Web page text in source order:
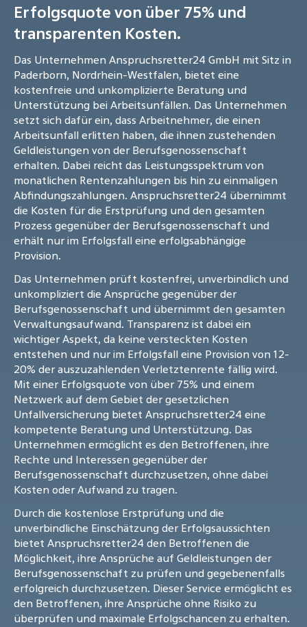
Erfolgsquote von über 75% und
transparenten Kosten.
Das Unternehmen Anspruchsretter24 GmbH mit Sitz in
Paderborn, Nordrhein-Westfalen, bietet eine
kostenfreie und unkomplizierte Beratung und
Unterstützung bei Arbeitsunfällen. Das Unternehmen
setzt sich dafür ein, dass Arbeitnehmer, die einen
Arbeitsunfall erlitten haben, die ihnen zustehenden
Geldleistungen von der Berufsgenossenschaft
erhalten. Dabei reicht das Leistungsspektrum von
monatlichen Rentenzahlungen bis hin zu einmaligen
Abfindungszahlungen. Anspruchsretter24 übernimmt
die Kosten für die Erstprüfung und den gesamten
Prozess gegenüber der Berufsgenossenschaft und
erhält nur im Erfolgsfall eine erfolgsabhängige
Provision.
Das Unternehmen prüft kostenfrei, unverbindlich und
unkompliziert die Ansprüche gegenüber der
Berufsgenossenschaft und übernimmt den gesamten
Verwaltungsaufwand. Transparenz ist dabei ein
wichtiger Aspekt, da keine versteckten Kosten
entstehen und nur im Erfolgsfall eine Provision von 12-
20% der auszuzahlenden Verletztenrente fällig wird.
Mit einer Erfolgsquote von über 75% und einem
Netzwerk auf dem Gebiet der gesetzlichen
Unfallversicherung bietet Anspruchsretter24 eine
kompetente Beratung und Unterstützung. Das
Unternehmen ermöglicht es den Betroffenen, ihre
Rechte und Interessen gegenüber der
Berufsgenossenschaft durchzusetzen, ohne dabei
Kosten oder Aufwand zu tragen.
Durch die kostenlose Erstprüfung und die
unverbindliche Einschätzung der Erfolgsaussichten
bietet Anspruchsretter24 den Betroffenen die
Möglichkeit, ihre Ansprüche auf Geldleistungen der
Berufsgenossenschaft zu prüfen und gegebenenfalls
erfolgreich durchzusetzen. Dieser Service ermöglicht es
den Betroffenen, ihre Ansprüche ohne Risiko zu
überprüfen und maximale Erfolgschancen zu erhalten.